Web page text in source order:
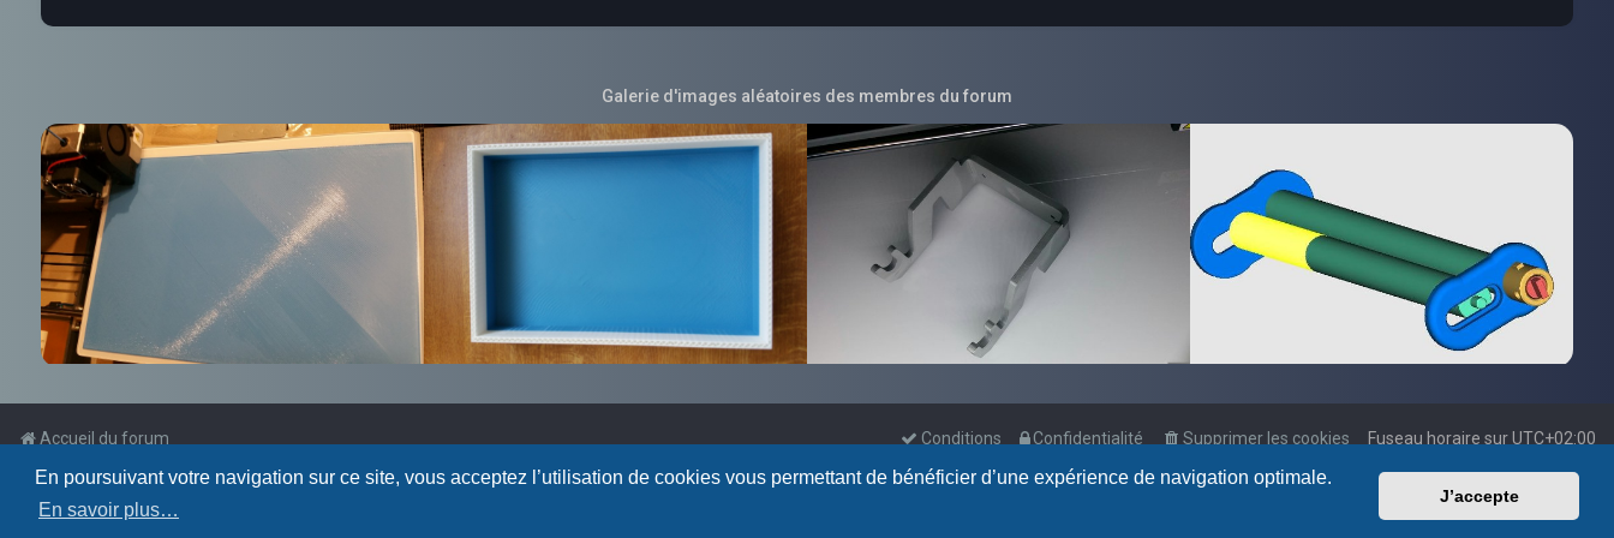
En poursuivant votre navigation sur ce site, vous acceptez l’utilisation de cookies vous permettant de bénéficier d’une expérience de navigation optimale.
En savoir plus…
J’accepte
Galerie d'images aléatoires des membres du forum
Accueil du forum Fuseau horaire surUTC+02:00
Supprimer les cookies
Confidentialité
Conditions
Powered by phpBB
Traduction française officielle